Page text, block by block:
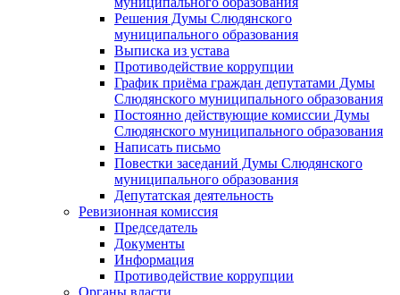
Решения Думы Слюдянского
муниципального образования
Выписка из устава
Противодействие коррупции
График приёма граждан депутатами Думы
Слюдянского муниципального образования
Постоянно действующие комиссии Думы
Слюдянского муниципального образования
Написать письмо
Повестки заседаний Думы Слюдянского
муниципального образования
Депутатская деятельность
Ревизионная комиссия
Председатель
Документы
Информация
Противодействие коррупции